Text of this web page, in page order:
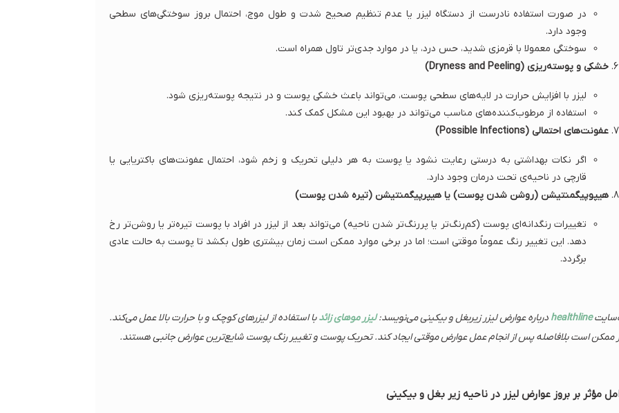
در صورت استفاده نادرست از دستگاه لیزر یا عدم تنظیم صحیح شدت و طول موج، احتمال بروز سوختگی‌های سطحی
وجود دارد.
سوختگی‌ معمولا با قرمزی شدید، حس درد، یا در موارد جدی‌تر تاول همراه است.
خشکی و پوسته‌ریزی (Dryness and Peeling)
لیزر با افزایش حرارت در لایه‌های سطحی پوست، می‌تواند باعث خشکی پوست و در نتیجه پوسته‌ریزی شود.
استفاده از مرطوب‌کننده‌های مناسب می‌تواند در بهبود این مشکل کمک کند.
عفونت‌های احتمالی (Possible Infections)
اگر نکات بهداشتی به درستی رعایت نشود یا پوست به هر دلیلی تحریک و زخم شود، احتمال عفونت‌های باکتریایی یا
قارچی در ناحیه‌ی تحت درمان وجود دارد.
هیپوپیگمنتیشن (روشن شدن پوست) یا هیپرپیگمنتیشن (تیره شدن پوست)
تغییرات رنگدانه‌ای پوست (کم‌رنگ‌تر یا پررنگ‌تر شدن ناحیه) می‌تواند بعد از لیزر در افراد با پوست تیره‌تر یا روشن‌تر رخ
دهد. این تغییر رنگ عموماً موقتی است؛ اما در برخی موارد ممکن است زمان بیشتری طول بکشد تا پوست به حالت عادی
برگردد.
healthline درباره عوارض لیزر زیربغل و بیکینی می‌نویسد:لیزر موهای زائدبا استفاده از لیزرهای کوچک و با حرارت بالا عمل می‌کند.
ممکن است بلافاصله پس از انجام عمل عوارض موقتی ایجاد کند. تحریک پوست و تغییر رنگ پوست شایع‌ترین عوارض جانبی هستند.
مؤثر بر بروز عوارض لیزر در ناحیه زیر بغل و بیکینی